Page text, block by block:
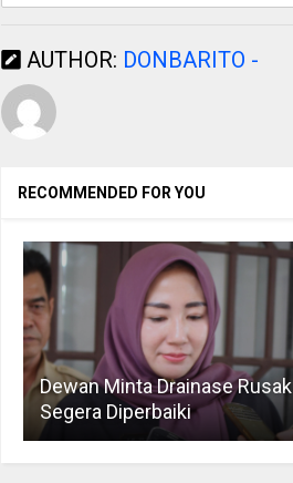
AUTHOR: DONBARITO -
RECOMMENDED FOR YOU
Dewan Minta Drainase Rusak
Segera Diperbaiki